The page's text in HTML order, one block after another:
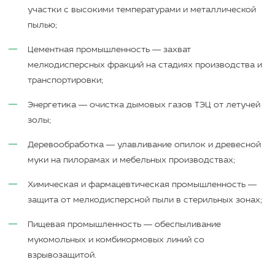
участки с высокими температурами и металлической
пылью;
Цементная промышленность — захват
мелкодисперсных фракций на стадиях производства и
транспортировки;
Энергетика — очистка дымовых газов ТЭЦ от летучей
золы;
Деревообработка — улавливание опилок и древесной
муки на пилорамах и мебельных производствах;
Химическая и фармацевтическая промышленность —
защита от мелкодисперсной пыли в стерильных зонах;
Пищевая промышленность — обеспыливание
мукомольных и комбикормовых линий со
взрывозащитой.